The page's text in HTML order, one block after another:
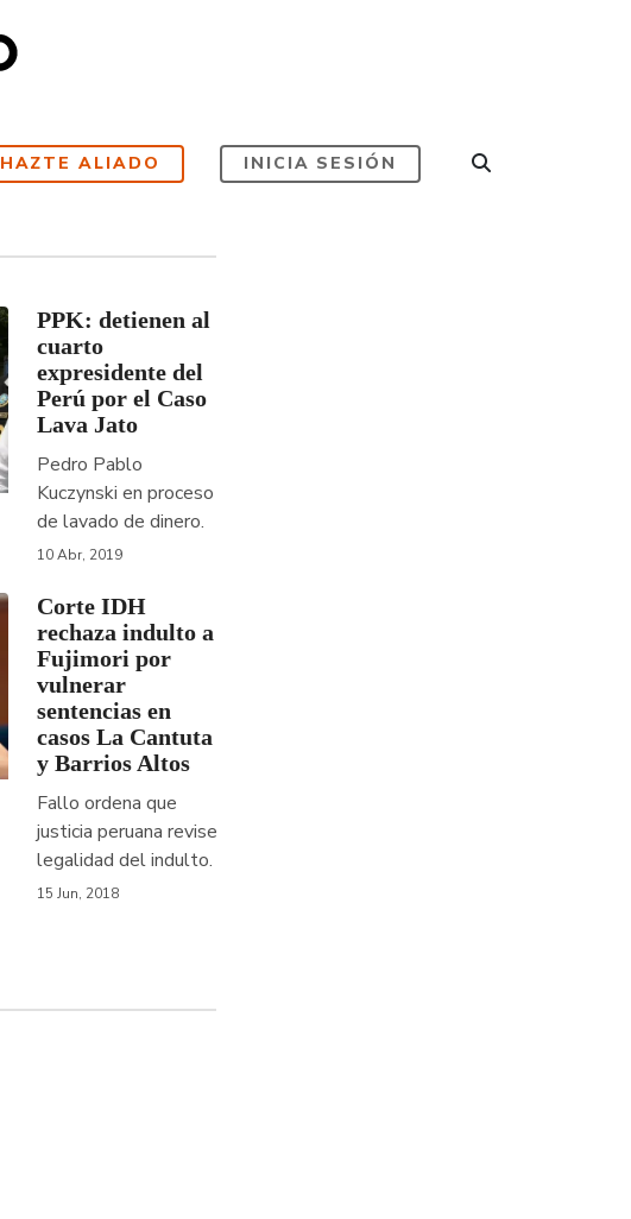
HAZTE ALIADO INICIA SESIÓN
PPK: detienen al
cuarto
expresidente del
Perú por el Caso
Lava Jato
Pedro Pablo
Kuczynski en proceso
de lavado de dinero.
10 Abr, 2019
Corte IDH
rechaza indulto a
Fujimori por
vulnerar
sentencias en
casos La Cantuta
y Barrios Altos
Fallo ordena que
justicia peruana revise
legalidad del indulto.
15 Jun, 2018